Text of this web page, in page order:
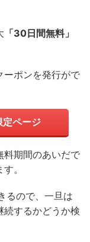
「30日間無料」
ーポンを発行がで
定ページ
料期間のあいだで
。
るので、一旦は
続するかどうか検